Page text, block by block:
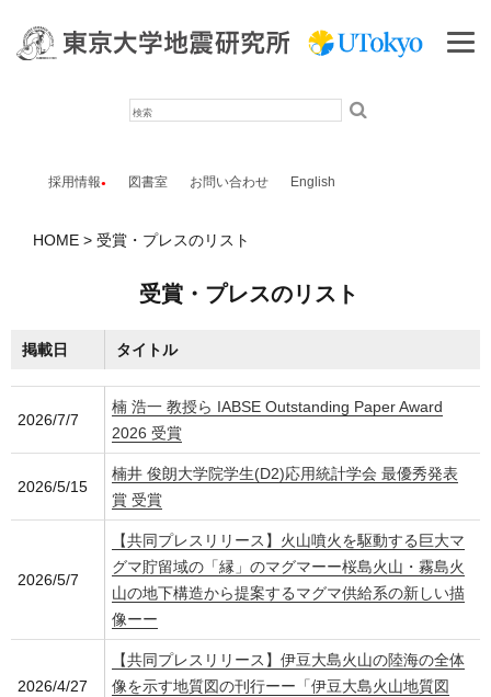
採用情報 図書室 お問い合わせ English
HOME 受賞・プレスのリスト
受賞・プレスのリスト
掲載日 タイトル
2026/7/7
楠 浩一 教授ら IABSE Outstanding Paper Award
2026 受賞
2026/5/15
楠井 俊朗大学院学生(D2)応用統計学会 最優秀発表
賞 受賞
2026/5/7
【共同プレスリリース】火山噴火を駆動する巨大マ
グマ貯留域の「縁」のマグマーー桜島火山・霧島火
山の地下構造から提案するマグマ供給系の新しい描
像ーー
2026/4/27
【共同プレスリリース】伊豆大島火山の陸海の全体
像を示す地質図の刊行ーー「伊豆大島火山地質図